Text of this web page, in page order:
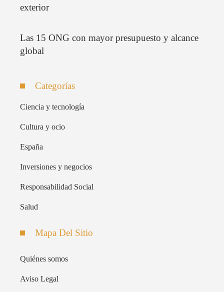
exterior
Las 15 ONG con mayor presupuesto y alcance
global
Categorías
Ciencia y tecnología
Cultura y ocio
España
Inversiones y negocios
Responsabilidad Social
Salud
Mapa Del Sitio
Quiénes somos
Aviso Legal